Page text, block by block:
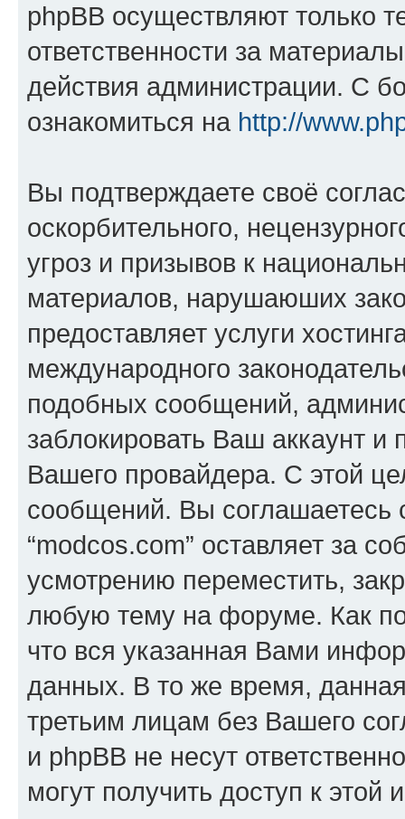
phpBB осуществляют только
ответственности за
действия администрации. С
ознакомиться на http://
Вы подтверждаете своё
оскорбительного,
угроз и призывов к
материалов, нарушаюших
предоставляет услуги
международного
подобных сообщений,
заблокировать Ваш аккаунт и
Вашего провайдера. С этой
сообщений. Вы соглашаетесь
“modcos.com” оставляет за
усмотрению переместить,
любую тему на форуме. Как
что вся указанная Вами
данных. В то же время,
третьим лицам без Вашего
и phpBB не несут
могут получить доступ к